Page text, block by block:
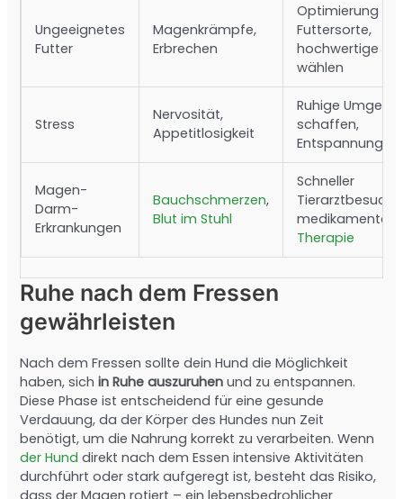
Ungeeignetes
Futter
Magenkrämpfe,
Erbrechen
Optimierung
Futtersorte,
hochwertige
wählen
Stress
Nervosität,
Appetitlosigkeit
Ruhige
schaffen,
Magen-
Darm-
Erkrankungen
Bauchschmerzen,
Blut im Stuhl
Schneller
Tierarztbesuch,
Therapie
Ruhe nach dem Fressen
gewährleisten
Nach dem Fressen sollte dein Hund die Möglichkeit
haben, sichin Ruhe auszuruhen und zu entspannen.
Diese Phase ist entscheidend für eine gesunde
Verdauung, da der Körper des Hundes nun Zeit
benötigt, um die Nahrung korrekt zu verarbeiten. Wenn
der Hund direkt nach dem Essen intensive Aktivitäten
durchführt oder stark aufgeregt ist, besteht das Risiko,
dass der Magen rotiert – ein lebensbedrohlicher